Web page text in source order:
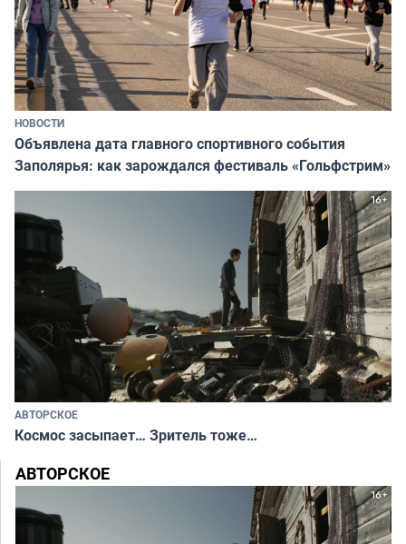
НОВОСТИ
Объявлена дата главного спортивного события
Заполярья: как зарождался фестиваль «Гольфстрим»
АВТОРСКОЕ
Космос засыпает… Зритель тоже…
АВТОРСКОЕ